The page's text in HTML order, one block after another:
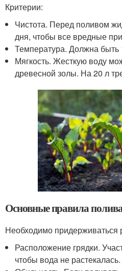
Критерии:
Чистота. Перед поливом
дня, чтобы все вредные
Температура. Должна быть
Мягкость. Жесткую воду
древесной золы. На 20 л
Основные правила
Необходимо придерживаться
Расположение грядки.
чтобы вода не растекалась.